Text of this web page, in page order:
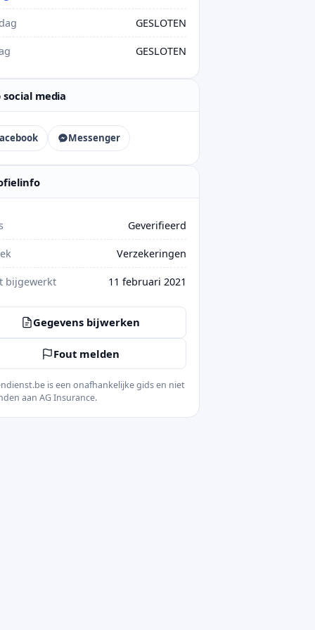
GESLOTEN
GESLOTEN
social media
Messenger
Geverifieerd
Verzekeringen
bijgewerkt 11 februari 2021
Gegevens bijwerken
Fout melden
is een onafhankelijke gids en niet
aan AG Insurance.